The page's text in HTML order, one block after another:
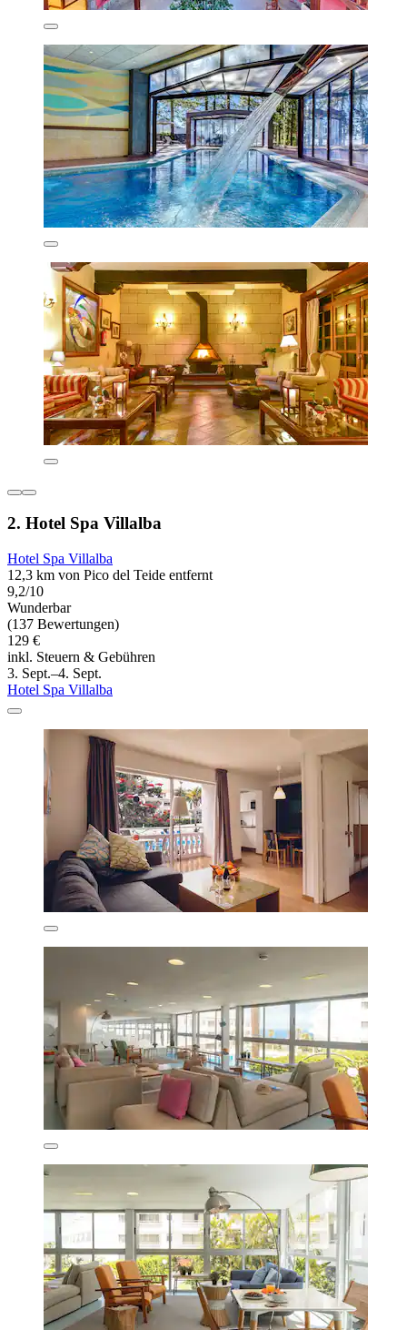
2. Hotel Spa Villalba
Hotel Spa Villalba
12,3 km von Pico del Teide entfernt
9,2/10
Wunderbar
(137 Bewertungen)
129 €
inkl. Steuern & Gebühren
3. Sept.–4. Sept.
Hotel Spa Villalba